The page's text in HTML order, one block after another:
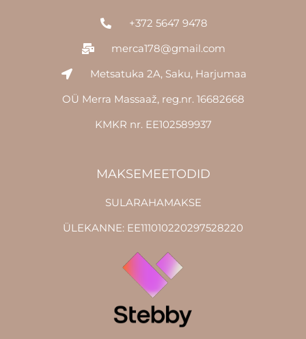
+372 5647 9478
merca178@gmail.com
Metsatuka 2A, Saku, Harjumaa
OÜ Merra Massaaž, reg.nr. 16682668
KMKR nr. EE102589937
MAKSEMEETODID
SULARAHAMAKSE
ÜLEKANNE: EE111010220297528220